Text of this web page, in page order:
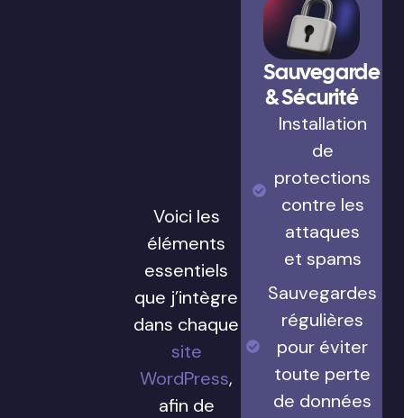
Voici les
éléments
essentiels
que j’intègre
dans chaque
site
WordPress,
afin de
Sauvegarde
& Sécurité
Installation
de
protections
contre les
attaques
et spams
Sauvegardes
régulières
pour éviter
toute perte
de données